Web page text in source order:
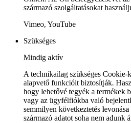
származó szolgáltatásokat
Vimeo, YouTube
Szükséges
Mindig aktív
A technikailag szükséges
alapvető funkcióit biztosítják.
hogy lehetővé tegyék a termékek
vagy az ügyfélfiókba való
semmilyen következtetés
származó adatot soha nem adunk